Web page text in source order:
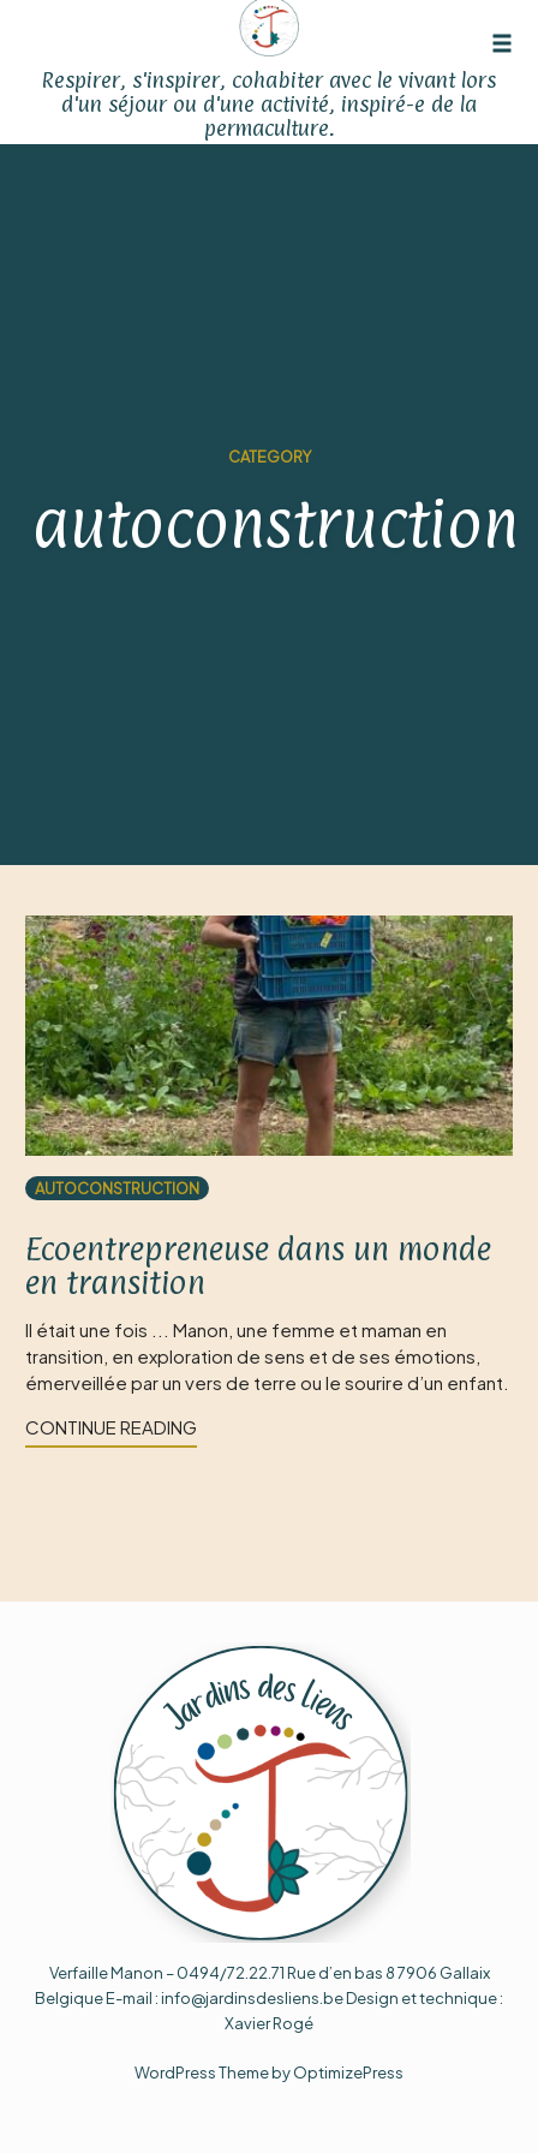
Respirer, s'inspirer, cohabiter avec le vivant lors
d'un séjour ou d'une activité, inspiré-e de la
permaculture.
CATEGORY
autoconstruction
AUTOCONSTRUCTION
Ecoentrepreneuse dans un monde
en transition
Il était une fois ... Manon, une femme et maman en
transition, en exploration de sens et de ses émotions,
émerveillée par un vers de terre ou le sourire d’un enfant.
CONTINUE READING
Verfaille Manon – 0494/72.22.71 Rue d’en bas 8 7906 Gallaix
Belgique E-mail : info@jardinsdesliens.be Design et technique :
Xavier Rogé
WordPress Theme by OptimizePress